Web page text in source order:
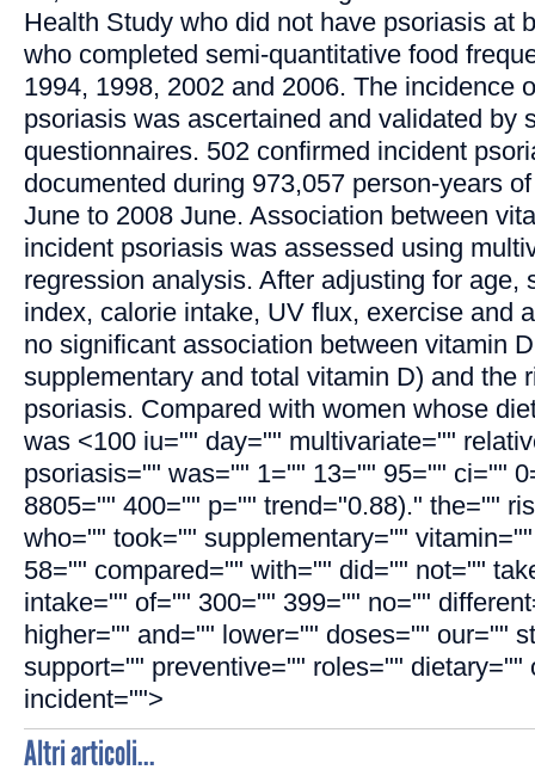
Health Study who did not have psoriasis at
who completed semi-quantitative food
1994, 1998, 2002 and 2006. The incidence
psoriasis was ascertained and validated by
questionnaires. 502 confirmed incident
documented during 973,057 person-years
June to 2008 June. Association between
incident psoriasis was assessed using
regression analysis. After adjusting for age,
index, calorie intake, UV flux, exercise and
no significant association between vitamin
supplementary and total vitamin D) and the
psoriasis. Compared with women whose
was <100 iu="" day="" multivariate=""
psoriasis="" was="" 1="" 13="" 95="" ci=""
8805="" 400="" p="" trend="0.88)." the=""
who="" took="" supplementary=""
58="" compared="" with="" did="" not=""
intake="" of="" 300="" 399="" no=""
higher="" and="" lower="" doses="" our=""
support="" preventive="" roles="" dietary=""
incident="">
Altri articoli...